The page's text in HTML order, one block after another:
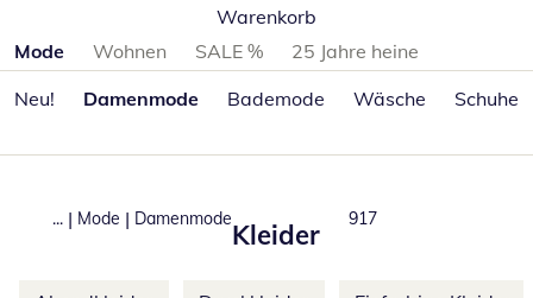
Warenkorb
Produktkategorien überspringen
Mode Wohnen SALE %
25 Jahre heine
Neu!
Damenmode Bademode Wäsche Schuhe
... | Mode | Damenmode
Kleider
Total number of
917